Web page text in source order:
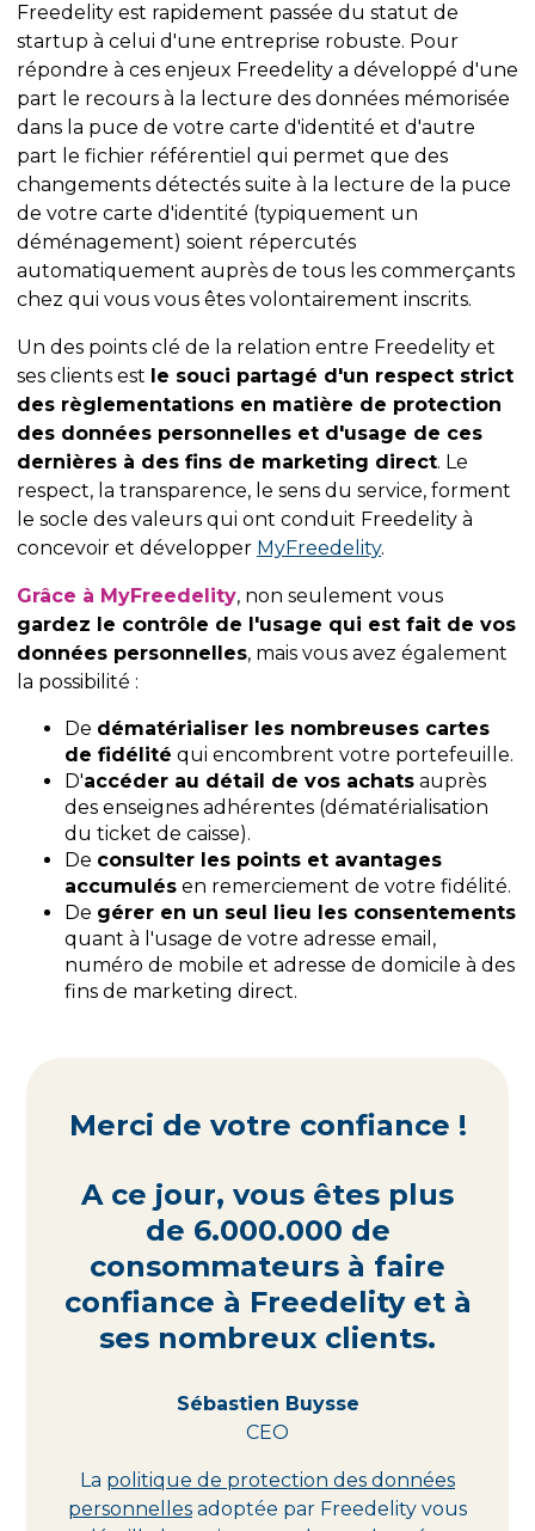
Freedelity est rapidement passée du statut de
startup à celui d'une entreprise robuste. Pour
répondre à ces enjeux Freedelity a développé d'une
part le recours à la lecture des données mémorisée
dans la puce de votre carte d'identité et d'autre
part le fichier référentiel qui permet que des
changements détectés suite à la lecture de la puce
de votre carte d'identité (typiquement un
déménagement) soient répercutés
automatiquement auprès de tous les commerçants
chez qui vous vous êtes volontairement inscrits.
Un des points clé de la relation entre Freedelity et
ses clients est le souci partagé d'un respect strict
des règlementations en matière de protection
des données personnelles et d'usage de ces
dernières à des fins de marketing direct. Le
respect, la transparence, le sens du service, forment
le socle des valeurs qui ont conduit Freedelity à
concevoir et développer MyFreedelity.
Grâce à MyFreedelity, non seulement vous
gardez le contrôle de l'usage qui est fait de vos
données personnelles, mais vous avez également
la possibilité :
De dématérialiser les nombreuses cartes
de fidélité qui encombrent votre portefeuille.
D'accéder au détail de vos achats auprès
des enseignes adhérentes (dématérialisation
du ticket de caisse).
De consulter les points et avantages
accumulés en remerciement de votre fidélité.
De gérer en un seul lieu les consentements
quant à l'usage de votre adresse email,
numéro de mobile et adresse de domicile à des
fins de marketing direct.
Merci de votre confiance !
A ce jour, vous êtes plus
de 6.000.000 de
consommateurs à faire
confiance à Freedelity et à
ses nombreux clients.
Sébastien Buysse
CEO
La politique de protection des données
personnelles adoptée par Freedelity vous